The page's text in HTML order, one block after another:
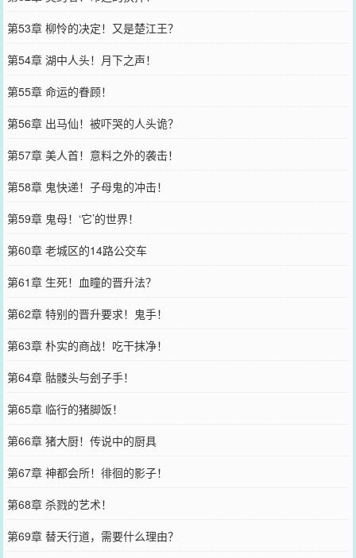
第53章 柳怜的决定！又是楚江王？
第54章 湖中人头！月下之声！
第55章 命运的眷顾！
第56章 出马仙！被吓哭的人头诡？
第57章 美人首！意料之外的袭击！
第58章 鬼快递！子母鬼的冲击！
第59章 鬼母！‘它’的世界！
第60章 老城区的14路公交车
第61章 生死！血瞳的晋升法？
第62章 特别的晋升要求！鬼手！
第63章 朴实的商战！吃干抹净！
第64章 骷髅头与刽子手！
第65章 临行的猪脚饭！
第66章 猪大厨！传说中的厨具
第67章 神都会所！徘徊的影子！
第68章 杀戮的艺术！
第69章 替天行道，需要什么理由？